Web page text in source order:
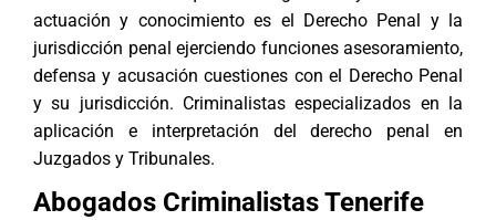
actuación y conocimiento es el Derecho Penal y la
jurisdicción penal ejerciendo funciones asesoramiento,
defensa y acusación cuestiones con el Derecho Penal
y su jurisdicción. Criminalistas especializados en la
aplicación e interpretación del derecho penal en
Juzgados y Tribunales.
Abogados Criminalistas Tenerife